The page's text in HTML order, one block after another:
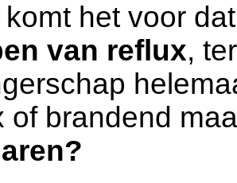
komt het voor
van reflux,
of brandend